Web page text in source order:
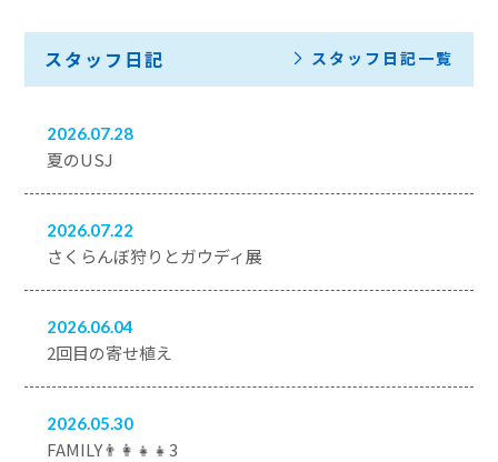
スタッフ日記 スタッフ日記一覧
2026.07.28
夏のUSJ
2026.07.22
さくらんぼ狩りとガウディ展
2026.06.04
2回目の寄せ植え
2026.05.30
FAMILY👨‍👩‍👧‍👧3